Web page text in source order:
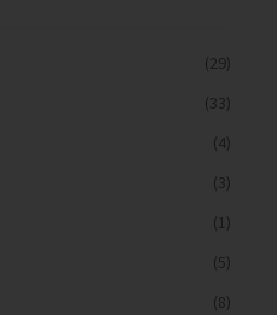
(29)
(33)
(4)
(3)
(1)
(5)
(8)